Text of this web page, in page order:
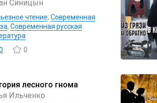
Синицын
чтение, Современная
, Современная русская
0
лесного гнома
Ильченко